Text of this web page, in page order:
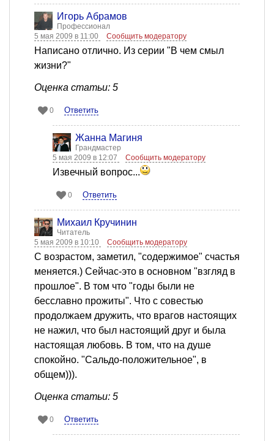
Игорь Абрамов
Профессионал
5 мая 2009 в 11:00
Сообщить модератору
Написано отлично. Из серии "В чем смыл
жизни?"
Оценка статьи: 5
0 Ответить
Жанна Магиня
Грандмастер
5 мая 2009 в 12:07
Сообщить модератору
Извечный вопрос...
0 Ответить
Михаил Кручинин
Читатель
5 мая 2009 в 10:10
Сообщить модератору
С возрастом, заметил, "содержимое" счастья
меняется.) Сейчас-это в основном "взгляд в
прошлое". В том что "годы были не
бесславно прожиты". Что с совестью
продолжаем дружить, что врагов настоящих
не нажил, что был настоящий друг и была
настоящая любовь. В том, что на душе
спокойно. "Сальдо-положительное", в
общем))).
Оценка статьи: 5
0 Ответить